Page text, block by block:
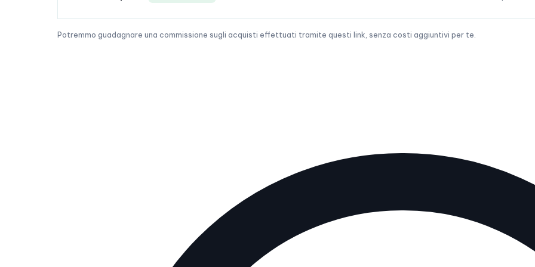
Potremmo guadagnare una commissione sugli acquisti effettuati tramite questi link, senza costi aggiuntivi per te.